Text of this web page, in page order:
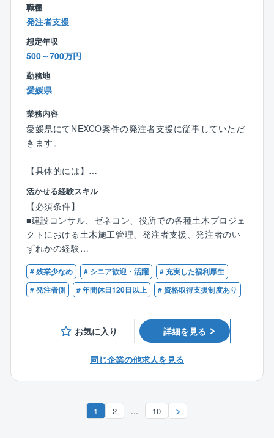
工場建設に一から関わる経験ができ、着実にご自身の
成長を実感できる業務です。
また、ご自身の知識や経験を活かして、工場の生産性
向上や安定貢献できます。
また、キャリアイメージは以下です。
設備の設計,保守,運用を担当する。
◎その後、経験を積み、新しい設備導入等のプロジェ
クトを担当する。
計に関わることにより、FA系の知識、スキルを身に着
◎さらに、管理職としてチームのマネジメントや他部
門との連携を行い、工場の技術戦略の策定に貢献する
ことも期待される。
実務担当者として、プラントエンジニアリング業務を
実施するポジションを募集しており、将来的には部下
を率いてエンジニアリング業務を推進する役割を担っ
ていただきたいと考えます。
職種
発注者支援
想定年収
500～700万円
勤務地
愛媛県
業務内容
愛媛県にてNEXCO案件の発注者支援に従事していただ
きます。
【具体的には】
■高速道路工事における施工管理・工事監理（発注者支
援業務）
■各種施工の立ち合い検査、積算
■会議出席、施工業者との調整
■各種資料作成
■安全管理、工程管理、出来形管理、品質管理 など
＜魅力ポイント＞
■社会貢献を実感できる
高速道路や橋など、社会インフラの建設・維持管理に
携わることで、社会に貢献しているという実感を強く
得られます。自分の仕事が人々の生活を支えているこ
とを実感できることは、大きなやりがいにつながりま
設計、施工管理、点検など、多岐にわたる業務に関わ
活かせる経験スキル
【必須条件】
■建設コンサル、ゼネコン、役所での各種土木プロジェ
クトにおける土木施工管理、発注者支援、発注者のい
ずれかの経験
■2級土木施工管理技士または技術士補のいずれかをお
持ちの方
【歓迎条件】
■NEXCO東日本/中日本/西日本のいずれか発注の高速道
路工事の施工管理・工事管理経験のある方
■1級土木施工管理技士、RCCMの資格をお持ちの方
■積算経験のある方
■Microsoft officeソフト(Excel、Word、Outlookなど)
# 残業少なめ # シニア歓迎・活躍
# 充実した福利厚生
# 発注者側
# 年間休日120日以上 # 資格取得支援制度あり
お気に入り 詳細を見る
同じ企業の他求人を見る
1 2 ... 10